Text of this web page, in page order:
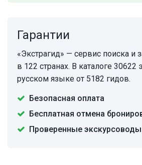
Гарантии
«Экстрагид» — сервис поиска и
в 122 странах. В каталоге 30622
русском языке от 5182 гидов.
Безопасная оплата
Бесплатная отмена
Проверенные экскурсоводы